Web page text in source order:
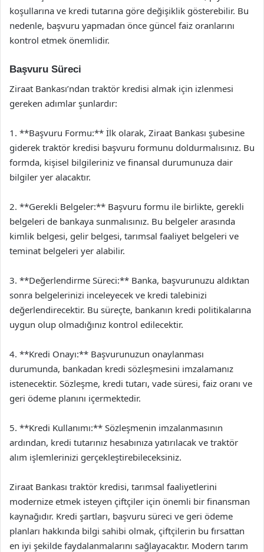
koşullarına ve kredi tutarına göre değişiklik gösterebilir. Bu
nedenle, başvuru yapmadan önce güncel faiz oranlarını
kontrol etmek önemlidir.
Başvuru Süreci
Ziraat Bankası’ndan traktör kredisi almak için izlenmesi
gereken adımlar şunlardır:
1. **Başvuru Formu:** İlk olarak, Ziraat Bankası şubesine
giderek traktör kredisi başvuru formunu doldurmalısınız. Bu
formda, kişisel bilgileriniz ve finansal durumunuza dair
bilgiler yer alacaktır.
2. **Gerekli Belgeler:** Başvuru formu ile birlikte, gerekli
belgeleri de bankaya sunmalısınız. Bu belgeler arasında
kimlik belgesi, gelir belgesi, tarımsal faaliyet belgeleri ve
teminat belgeleri yer alabilir.
3. **Değerlendirme Süreci:** Banka, başvurunuzu aldıktan
sonra belgelerinizi inceleyecek ve kredi talebinizi
değerlendirecektir. Bu süreçte, bankanın kredi politikalarına
uygun olup olmadığınız kontrol edilecektir.
4. **Kredi Onayı:** Başvurunuzun onaylanması
durumunda, bankadan kredi sözleşmesini imzalamanız
istenecektir. Sözleşme, kredi tutarı, vade süresi, faiz oranı ve
geri ödeme planını içermektedir.
5. **Kredi Kullanımı:** Sözleşmenin imzalanmasının
ardından, kredi tutarınız hesabınıza yatırılacak ve traktör
alım işlemlerinizi gerçekleştirebileceksiniz.
Ziraat Bankası traktör kredisi, tarımsal faaliyetlerini
modernize etmek isteyen çiftçiler için önemli bir finansman
kaynağıdır. Kredi şartları, başvuru süreci ve geri ödeme
planları hakkında bilgi sahibi olmak, çiftçilerin bu fırsattan
en iyi şekilde faydalanmalarını sağlayacaktır. Modern tarım